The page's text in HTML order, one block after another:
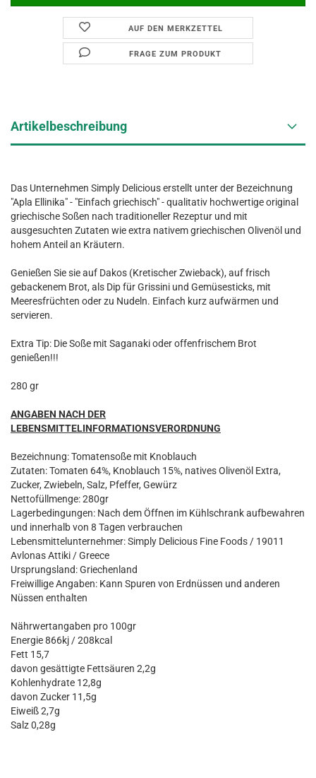
AUF DEN MERKZETTEL
FRAGE ZUM PRODUKT
Artikelbeschreibung
Das Unternehmen Simply Delicious erstellt unter der Bezeichnung
"Apla Ellinika" - "Einfach griechisch" - qualitativ hochwertige original
griechische Soßen nach traditioneller Rezeptur und mit
ausgesuchten Zutaten wie extra nativem griechischen Olivenöl und
hohem Anteil an Kräutern.
Genießen Sie sie auf Dakos (Kretischer Zwieback), auf frisch
gebackenem Brot, als Dip für Grissini und Gemüsesticks, mit
Meeresfrüchten oder zu Nudeln. Einfach kurz aufwärmen und
servieren.
Extra Tip: Die Soße mit Saganaki oder offenfrischem Brot
genießen!!!
280 gr
ANGABEN NACH DER
LEBENSMITTELINFORMATIONSVERORDNUNG
Bezeichnung: Tomatensoße mit Knoblauch
Zutaten: Tomaten 64%, Knoblauch 15%, natives Olivenöl Extra,
Zucker, Zwiebeln, Salz, Pfeffer, Gewürz
Nettofüllmenge: 280gr
Lagerbedingungen: Nach dem Öffnen im Kühlschrank aufbewahren
und innerhalb von 8 Tagen verbrauchen
Lebensmittelunternehmer: Simply Delicious Fine Foods / 19011
Avlonas Attiki / Greece
Ursprungsland: Griechenland
Freiwillige Angaben: Kann Spuren von Erdnüssen und anderen
Nüssen enthalten
Nährwertangaben pro 100gr
Energie 866kj / 208kcal
Fett 15,7
davon gesättigte Fettsäuren 2,2g
Kohlenhydrate 12,8g
davon Zucker 11,5g
Eiweiß 2,7g
Salz 0,28g